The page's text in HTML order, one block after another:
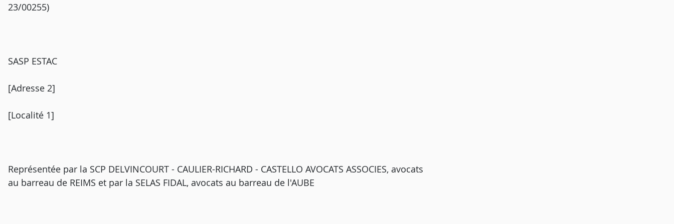
23/00255)
SASP ESTAC
[Adresse 2]
[Localité 1]
Représentée par la SCP DELVINCOURT - CAULIER-RICHARD - CASTELLO AVOCATS ASSOCIES, avocats
au barreau de REIMS et par la SELAS FIDAL, avocats au barreau de l'AUBE